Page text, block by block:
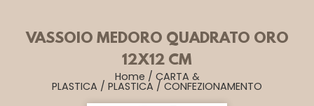
VASSOIO MEDORO QUADRATO ORO
12X12 CM
Home / CARTA &
PLASTICA / PLASTICA / CONFEZIONAMENTO